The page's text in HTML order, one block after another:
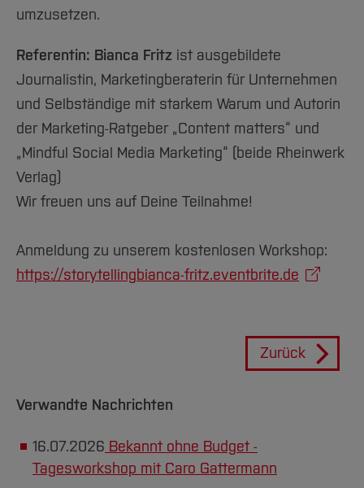
umzusetzen.
Referentin: Bianca Fritz ist ausgebildete
Journalistin, Marketingberaterin für Unternehmen
und Selbständige mit starkem Warum und Autorin
der Marketing-Ratgeber „Content matters“ und
„Mindful Social Media Marketing“ (beide Rheinwerk
Verlag)
Wir freuen uns auf Deine Teilnahme!
Anmeldung zu unserem kostenlosen Workshop:
https://storytellingbianca-fritz.eventbrite.de
Zurück
Verwandte Nachrichten
16.07.2026 Bekannt ohne Budget -
Tagesworkshop mit Caro Gattermann